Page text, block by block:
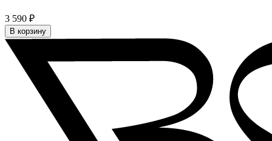
3 590 ₽
В корзину